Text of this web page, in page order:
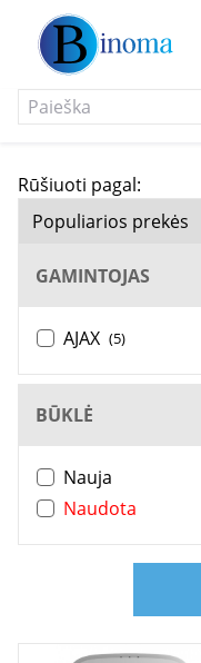
Rūšiuoti pagal:
GAMINTOJAS
AJAX (5)
BŪKLĖ
Nauja
Naudota